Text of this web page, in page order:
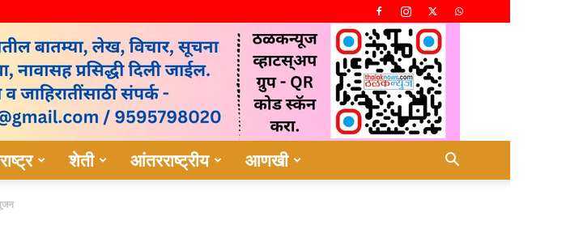
शेती आंतरराष्ट्रीय आणखी